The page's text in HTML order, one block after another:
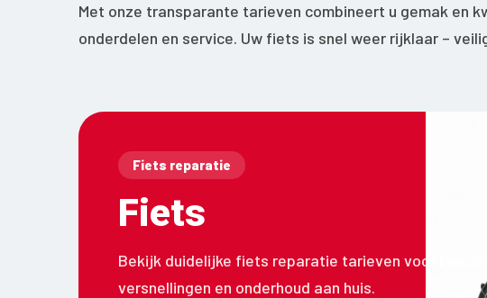
Met onze transparante tarieven combineert u gemak en
onderdelen en service. Uw fiets is snel weer rijklaar –
Fiets reparatie
Fiets
Bekijk duidelijke fiets reparatie tarieven voor
versnellingen en onderhoud aan huis.